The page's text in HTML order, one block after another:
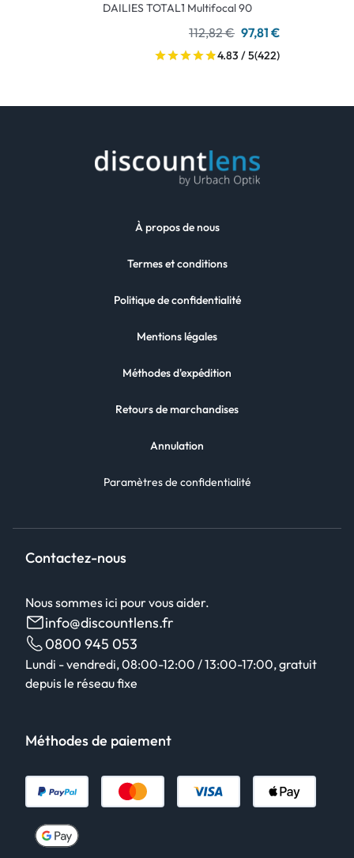
DAILIES TOTAL1 Multifocal 90
112,82 € 97,81 €
4.83 / 5(422)
À propos de nous
Termes et conditions
Politique de confidentialité
Mentions légales
Méthodes d'expédition
Retours de marchandises
Annulation
Paramètres de confidentialité
Contactez-nous
Nous sommes ici pour vous aider.
info@discountlens.fr
0800 945 053
Lundi - vendredi, 08:00-12:00 / 13:00-17:00, gratuit
depuis le réseau fixe
Méthodes de paiement